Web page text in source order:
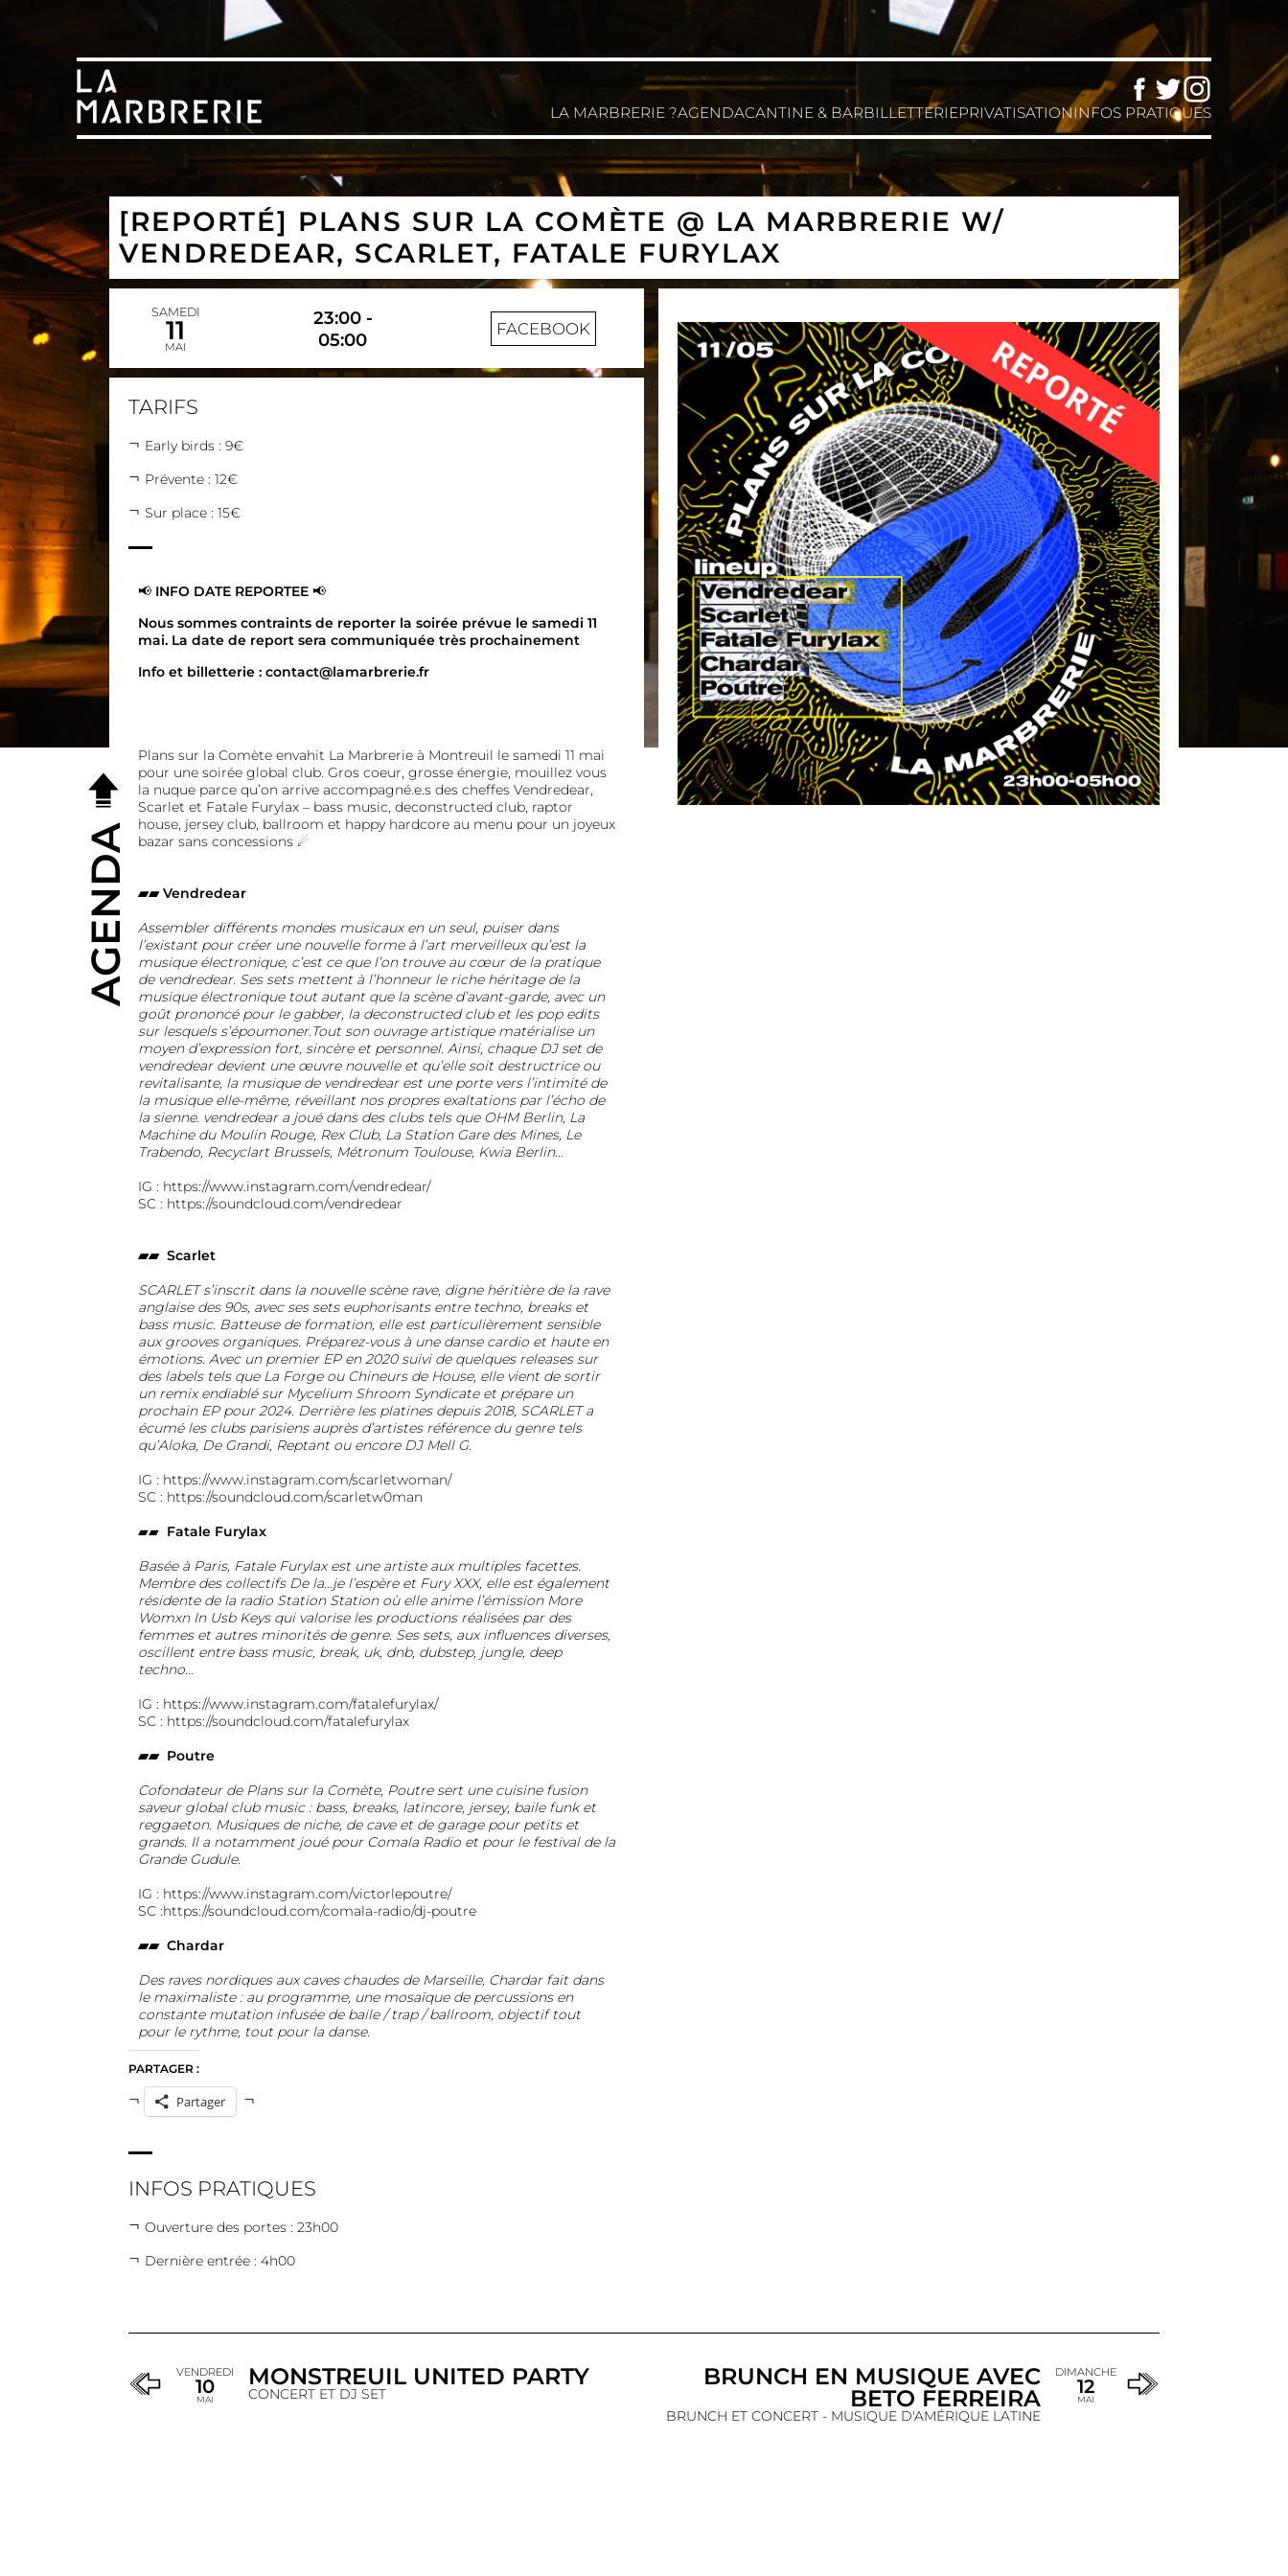
Facebook
TwitterInstagram
LA MARBRERIE ?AGENDACANTINE & BARBILLETTERIEPRIVATISATIONINFOS PRATIQUES
[REPORTÉ] PLANS SUR LA COMÈTE @ LA MARBRERIE W/
VENDREDEAR, SCARLET, FATALE FURYLAX
SAMEDI
11
MAI
23:00 -
05:00
FACEBOOK
TARIFS
Early birds : 9€
Prévente : 12€
Sur place : 15€
📢 INFO DATE REPORTEE📢
Nous sommes contraints de reporter la soirée prévue le samedi 11
mai. La date de report sera communiquée très prochainement
Info et billetterie : contact@lamarbrerie.fr
Plans sur la Comète envahit La Marbrerie à Montreuil le samedi 11 mai
pour une soirée global club. Gros coeur, grosse énergie, mouillez vous
la nuque parce qu’on arrive accompagné.e.s des cheffes Vendredear,
Scarlet et Fatale Furylax – bass music, deconstructed club, raptor
house, jersey club, ballroom et happy hardcore au menu pour un joyeux
bazar sans concessions ☄
▰▰ Vendredear
Assembler différents mondes musicaux en un seul, puiser dans
l’existant pour créer une nouvelle forme à l’art merveilleux qu’est la
musique électronique, c’est ce que l’on trouve au cœur de la pratique
de vendredear. Ses sets mettent à l’honneur le riche héritage de la
musique électronique tout autant que la scène d’avant-garde, avec un
goût prononcé pour le gabber, la deconstructed club et les pop edits
sur lesquels s’époumoner.Tout son ouvrage artistique matérialise un
moyen d’expression fort, sincère et personnel. Ainsi, chaque DJ set de
vendredear devient une œuvre nouvelle et qu’elle soit destructrice ou
revitalisante, la musique de vendredear est une porte vers l’intimité de
la musique elle-même, réveillant nos propres exaltations par l’écho de
la sienne. vendredear a joué dans des clubs tels que OHM Berlin, La
Machine du Moulin Rouge, Rex Club, La Station Gare des Mines, Le
Trabendo, Recyclart Brussels, Métronum Toulouse, Kwia Berlin…
IG : https://www.instagram.com/vendredear/
SC : https://soundcloud.com/vendredear
▰▰ Scarlet
SCARLETs’inscrit dans la nouvelle scène rave, digne héritière de la rave
anglaise des 90s, avec ses sets euphorisants entre techno, breaks et
bass music. Batteuse de formation, elle est particulièrement sensible
aux grooves organiques. Préparez-vous à une danse cardio et haute en
émotions. Avec un premier EP en 2020 suivi de quelques releases sur
des labels tels que La Forge ou Chineurs de House, elle vient de sortir
un remix endiablé sur Mycelium Shroom Syndicate et prépare un
prochain EP pour 2024. Derrière les platines depuis 2018, SCARLETa
écumé les clubs parisiens auprès d’artistes référence du genre tels
qu’Aloka, De Grandi, Reptant ou encore DJ Mell G.
IG : https://www.instagram.com/scarletwoman/
SC : https://soundcloud.com/scarletw0man
▰▰ Fatale Furylax
Basée à Paris, Fatale Furylax est une artiste aux multiples facettes.
Membre des collectifs De la…je l’espère et Fury XXX, elle est également
résidente de la radio Station Station où elle anime l’émission More
Womxn In Usb Keys qui valorise les productions réalisées par des
femmes et autres minorités de genre. Ses sets, aux influences diverses,
oscillent entre bass music, break, uk, dnb, dubstep, jungle, deep
techno…
IG : https://www.instagram.com/fatalefurylax/
SC : https://soundcloud.com/fatalefurylax
▰▰ Poutre
Cofondateur de Plans sur la Comète, Poutre sert une cuisine fusion
saveur global club music : bass, breaks, latincore, jersey, baile funk et
reggaeton. Musiques de niche, de cave et de garage pour petits et
grands. Il a notamment joué pour Comala Radio et pour le festival de la
Grande Gudule.
IG : https://www.instagram.com/victorlepoutre/
SC :https://soundcloud.com/comala-radio/dj-poutre
▰▰ Chardar
Des raves nordiques aux caves chaudes de Marseille, Chardar fait dans
le maximaliste : au programme, une mosaïque de percussions en
constante mutation infusée de baile / trap / ballroom, objectif tout
pour le rythme, tout pour la danse.
PARTAGER :
Partager
INFOS PRATIQUES
Ouverture des portes : 23h00
Dernière entrée : 4h00
VENDREDI
10
MAI
MONSTREUIL UNITED PARTY
CONCERT ET DJ SET
BRUNCH EN MUSIQUE AVEC
BETO FERREIRA
BRUNCH ET CONCERT - MUSIQUE D'AMÉRIQUE LATINE
DIMANCHE
12
MAI
AGENDA